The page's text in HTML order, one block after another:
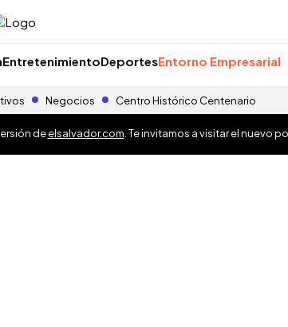
EntretenimientoDeportesEntorno Empresarial
Negocios Centro Histórico Centenario
deelsalvador.com . Te invitamos a visitar el nuevo